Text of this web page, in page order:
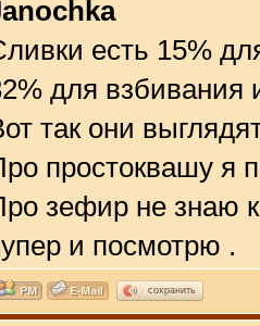
есть 15%
для взбивания
так они
простоквашу я
зефир не знаю
и посмотрю .
сохранить